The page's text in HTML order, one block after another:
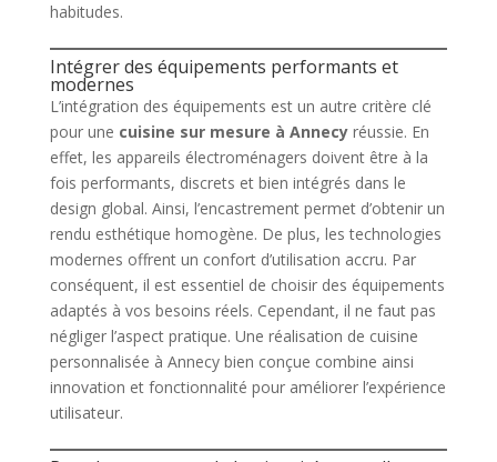
habitudes.
Intégrer des équipements performants et
modernes
L’intégration des équipements est un autre critère clé
pour une cuisine sur mesure à Annecyréussie. En
effet, les appareils électroménagers doivent être à la
fois performants, discrets et bien intégrés dans le
design global. Ainsi, l’encastrement permet d’obtenir un
rendu esthétique homogène. De plus, les technologies
modernes offrent un confort d’utilisation accru. Par
conséquent, il est essentiel de choisir des équipements
adaptés à vos besoins réels. Cependant, il ne faut pas
négliger l’aspect pratique. Une réalisation de cuisine
personnalisée à Annecy bien conçue combine ainsi
innovation et fonctionnalité pour améliorer l’expérience
utilisateur.